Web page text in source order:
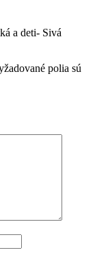
a deti- Sivá
polia sú